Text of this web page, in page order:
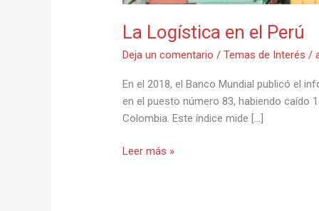
La Logística en el Perú
Deja un comentario /Temas de Interés /
En el 2018, el Banco Mundial publicó el
en el puesto número 83, habiendo caído
Colombia. Este índice mide […]
Leer más »